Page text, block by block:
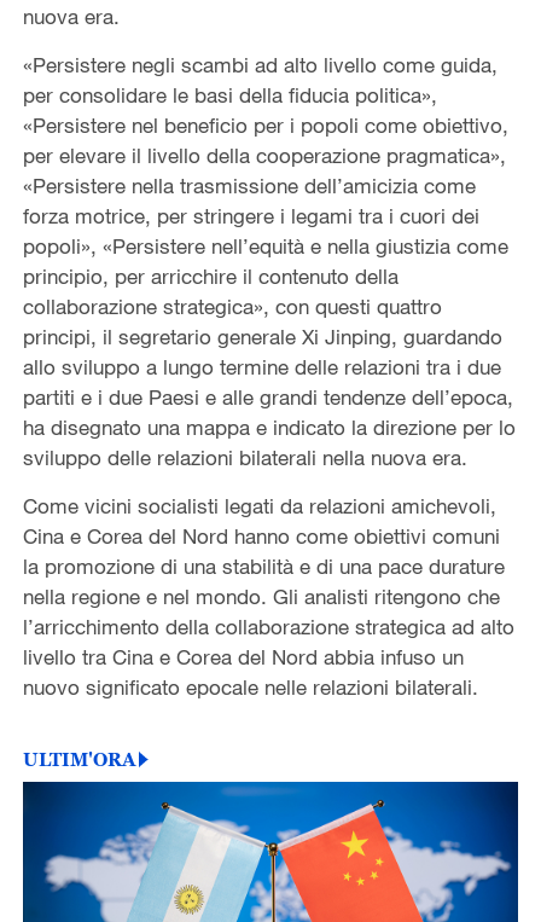
nuova era.
«Persistere negli scambi ad alto livello come guida,
per consolidare le basi della fiducia politica»,
«Persistere nel beneficio per i popoli come obiettivo,
per elevare il livello della cooperazione pragmatica»,
«Persistere nella trasmissione dell’amicizia come
forza motrice, per stringere i legami tra i cuori dei
popoli», «Persistere nell’equità e nella giustizia come
principio, per arricchire il contenuto della
collaborazione strategica», con questi quattro
principi, il segretario generale Xi Jinping, guardando
allo sviluppo a lungo termine delle relazioni tra i due
partiti e i due Paesi e alle grandi tendenze dell’epoca,
ha disegnato una mappa e indicato la direzione per lo
sviluppo delle relazioni bilaterali nella nuova era.
Come vicini socialisti legati da relazioni amichevoli,
Cina e Corea del Nord hanno come obiettivi comuni
la promozione di una stabilità e di una pace durature
nella regione e nel mondo. Gli analisti ritengono che
l’arricchimento della collaborazione strategica ad alto
livello tra Cina e Corea del Nord abbia infuso un
nuovo significato epocale nelle relazioni bilaterali.
ULTIM'ORA